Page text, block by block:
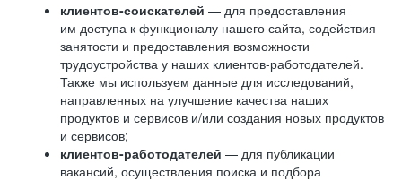
клиентов-соискателей — для предоставления
им доступа к функционалу нашего сайта, содействия
занятости и предоставления возможности
трудоустройства у наших клиентов-работодателей.
Также мы используем данные для исследований,
направленных на улучшение качества наших
продуктов и сервисов и/или создания новых продуктов
и сервисов;
клиентов-работодателей — для публикации
вакансий, осуществления поиска и подбора